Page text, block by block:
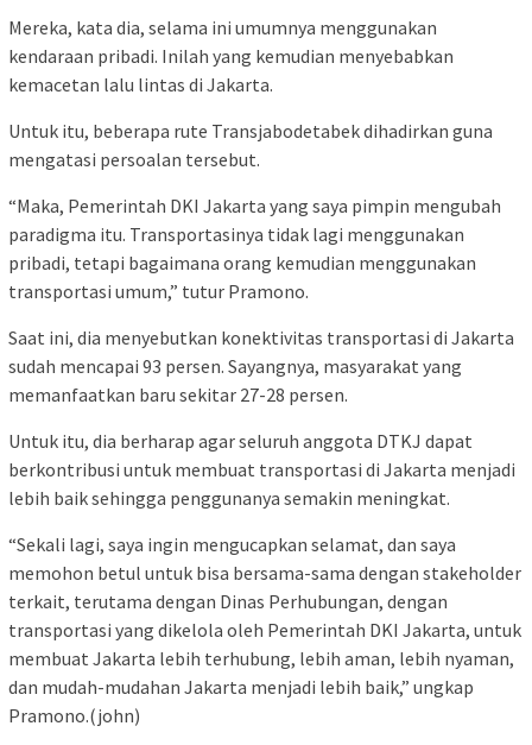
Mereka, kata dia, selama ini umumnya menggunakan
kendaraan pribadi. Inilah yang kemudian menyebabkan
kemacetan lalu lintas di Jakarta.
Untuk itu, beberapa rute Transjabodetabek dihadirkan guna
mengatasi persoalan tersebut.
“Maka, Pemerintah DKI Jakarta yang saya pimpin mengubah
paradigma itu. Transportasinya tidak lagi menggunakan
pribadi, tetapi bagaimana orang kemudian menggunakan
transportasi umum,” tutur Pramono.
Saat ini, dia menyebutkan konektivitas transportasi di Jakarta
sudah mencapai 93 persen. Sayangnya, masyarakat yang
memanfaatkan baru sekitar 27-28 persen.
Untuk itu, dia berharap agar seluruh anggota DTKJ dapat
berkontribusi untuk membuat transportasi di Jakarta menjadi
lebih baik sehingga penggunanya semakin meningkat.
“Sekali lagi, saya ingin mengucapkan selamat, dan saya
memohon betul untuk bisa bersama-sama dengan stakeholder
terkait, terutama dengan Dinas Perhubungan, dengan
transportasi yang dikelola oleh Pemerintah DKI Jakarta, untuk
membuat Jakarta lebih terhubung, lebih aman, lebih nyaman,
dan mudah-mudahan Jakarta menjadi lebih baik,” ungkap
Pramono.(john)